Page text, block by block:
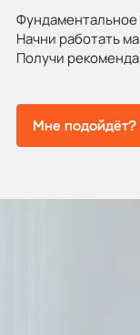
Начни работать
Получи
Мне подойдёт?